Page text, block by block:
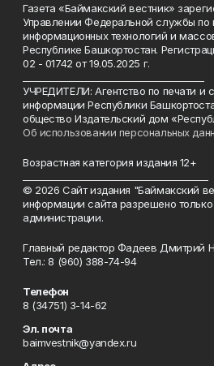
Газета «Баймакский вестник»
Управлении Федеральной службы по
информационных технологий и
Республике Башкортостан.
02 - 01742 от 19.05.2025 г.
УЧРЕДИТЕЛИ: Агентство по печати и
информации Республики
общество Издательский дом
Об использовании персональных
Возрастная категория издания 12+
© 2026 Сайт издания "Баймакский
информации сайта разрешено
администрации.
Главный редактор Фадеев Дмитрий
Тел.: 8 (960) 388-74-94
Телефон
8 (34751) 3-14-62
Эл. почта
baimvestnik@yandex.ru